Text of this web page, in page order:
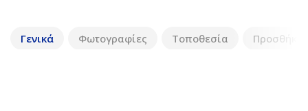
Γενικά Φωτογραφίες Τοποθεσία Προσθήκη